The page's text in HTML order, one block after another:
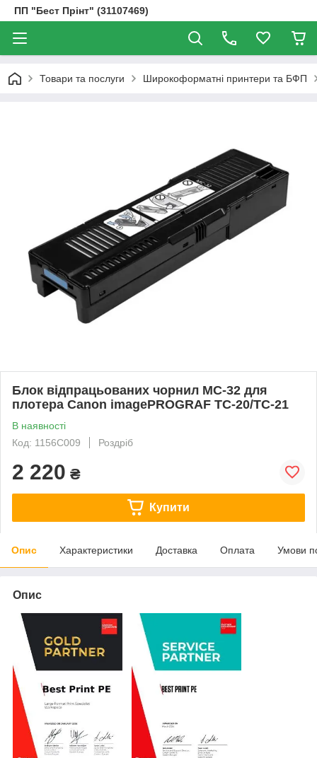
ПП "Бест Прінт" (31107469)
Товари та послуги Широкоформатні принтери та БФП
Блок відпрацьованих чорнил MC-32 для
плотера Canon imagePROGRAF TC-20/TC-21
В наявності
Код: 1156C009
Роздріб
2 220 ₴
Купити
Опис Характеристики Доставка Оплата Умови
Опис